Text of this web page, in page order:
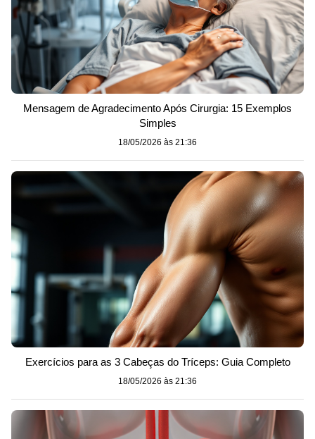
Mensagem de Agradecimento Após Cirurgia: 15 Exemplos
Simples
18/05/2026 às 21:36
Exercícios para as 3 Cabeças do Tríceps: Guia Completo
18/05/2026 às 21:36